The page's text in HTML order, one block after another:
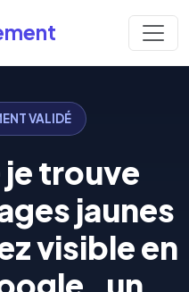
VALIDÉ
je trouve
jaunes
visible en